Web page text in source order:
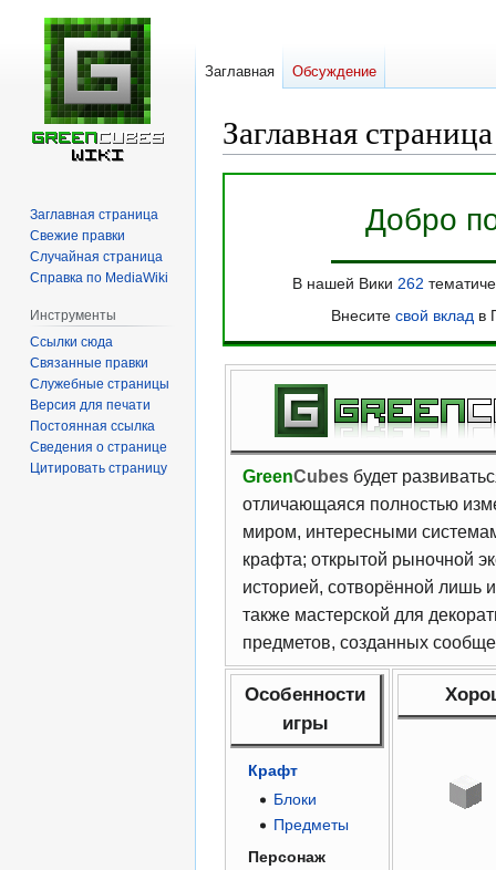
Заглавная страница
Добро
В нашей Вики262
Внесите свой вклад в
GreenCubes будет
отличающаяся полностью
миром, интересными
крафта; открытой рыночной
историей, сотворённой лишь
также мастерской для
предметов, созданных
Особенности
игры
Крафт
Блоки
Предметы
Персонаж
Заглавная Обсуждение
Заглавная страница
Свежие правки
Случайная страница
Справка по MediaWiki
Инструменты
Ссылки сюда
Связанные правки
Служебные страницы
Версия для печати
Постоянная ссылка
Сведения о странице
Цитировать страницу